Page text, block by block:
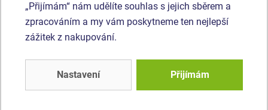
Produkt - SSE-8614K-10
Šplhací sestava -
Produkt - SSE-8507K-10
„Přijímám“ nám udělíte souhlas s jejich sběrem a
zpracováním a my vám poskytneme ten nejlepší
zážitek z nakupování.
Nastavení Přijímám